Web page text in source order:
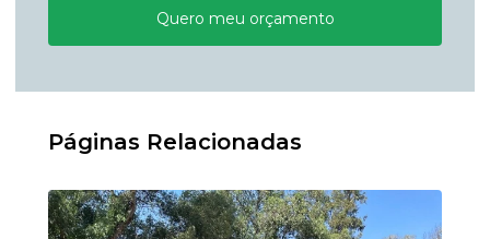
Quero meu orçamento
Páginas Relacionadas